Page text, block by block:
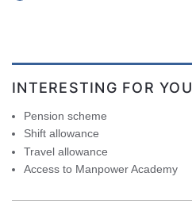
INTERESTING FOR YOU
Pension scheme
Shift allowance
Travel allowance
Access to Manpower Academy